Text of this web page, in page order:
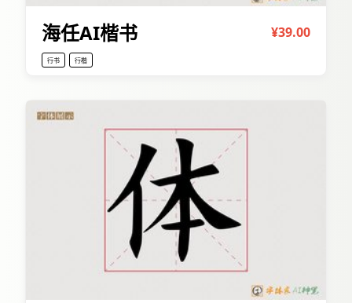
海任AI楷书 ¥39.00
行书 行楷